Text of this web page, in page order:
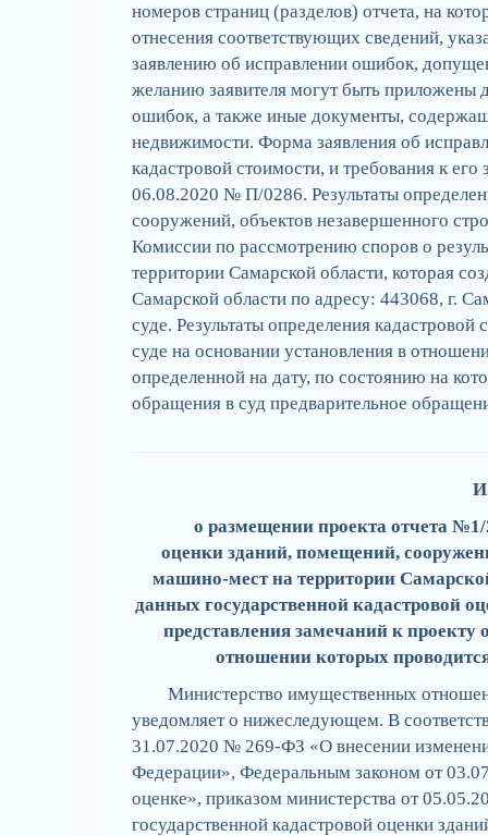
номеров страниц (разделов) отчета, на
отнесения соответствующих сведений,
заявлению об исправлении ошибок,
желанию заявителя могут быть
ошибок, а также иные документы,
недвижимости. Форма заявления об
кадастровой стоимости, и требования к
06.08.2020 № П/0286. Результаты
сооружений, объектов незавершенного
Комиссии по рассмотрению споров о
территории Самарской области, которая
Самарской области по адресу: 443068, г.
суде. Результаты определения
суде на основании установления в
определенной на дату, по состоянию на
обращения в суд предварительное
о размещении проекта отчета №1/
оценки зданий, помещений,
машино-мест на территории
данных государственной кадастровой
представления замечаний к проекту
отношении которых
Министерство имущественных
уведомляет о нижеследующем. В
31.07.2020 № 269-ФЗ «О внесении
Федерации», Федеральным законом от
оценке», приказом министерства от
государственной кадастровой оценки